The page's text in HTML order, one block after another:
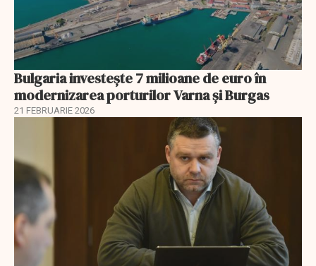
Bulgaria investește 7 milioane de euro în
modernizarea porturilor Varna și Burgas
21 FEBRUARIE 2026